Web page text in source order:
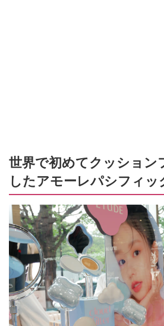
世界で初めてクッション
したアモーレパシフィッ